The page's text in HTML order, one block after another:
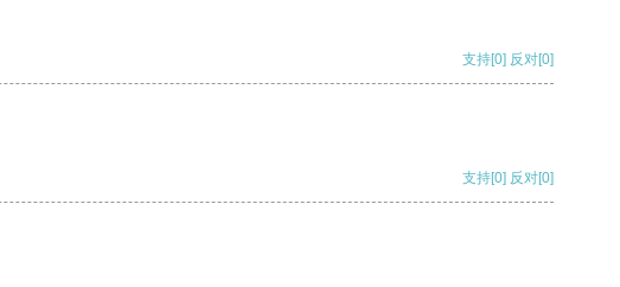
支持[0] 反对[0]
支持[0] 反对[0]